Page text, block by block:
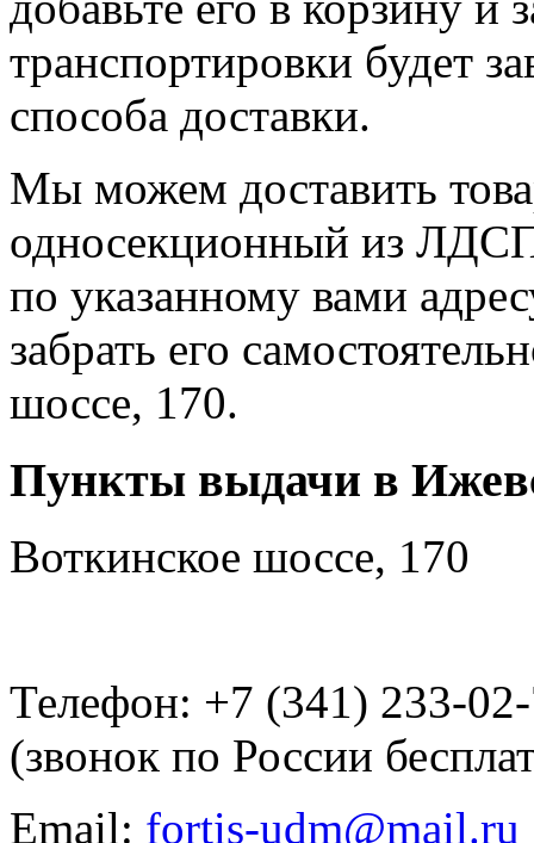
транспортировки будет
способа доставки.
Мы можем доставить
односекционный из
по указанному вами
забрать его
шоссе, 170.
Пункты выдачи в
Воткинское шоссе, 170
Телефон: +7 (341) 233-
(звонок по России
Email: fortis-udm@mail.ru